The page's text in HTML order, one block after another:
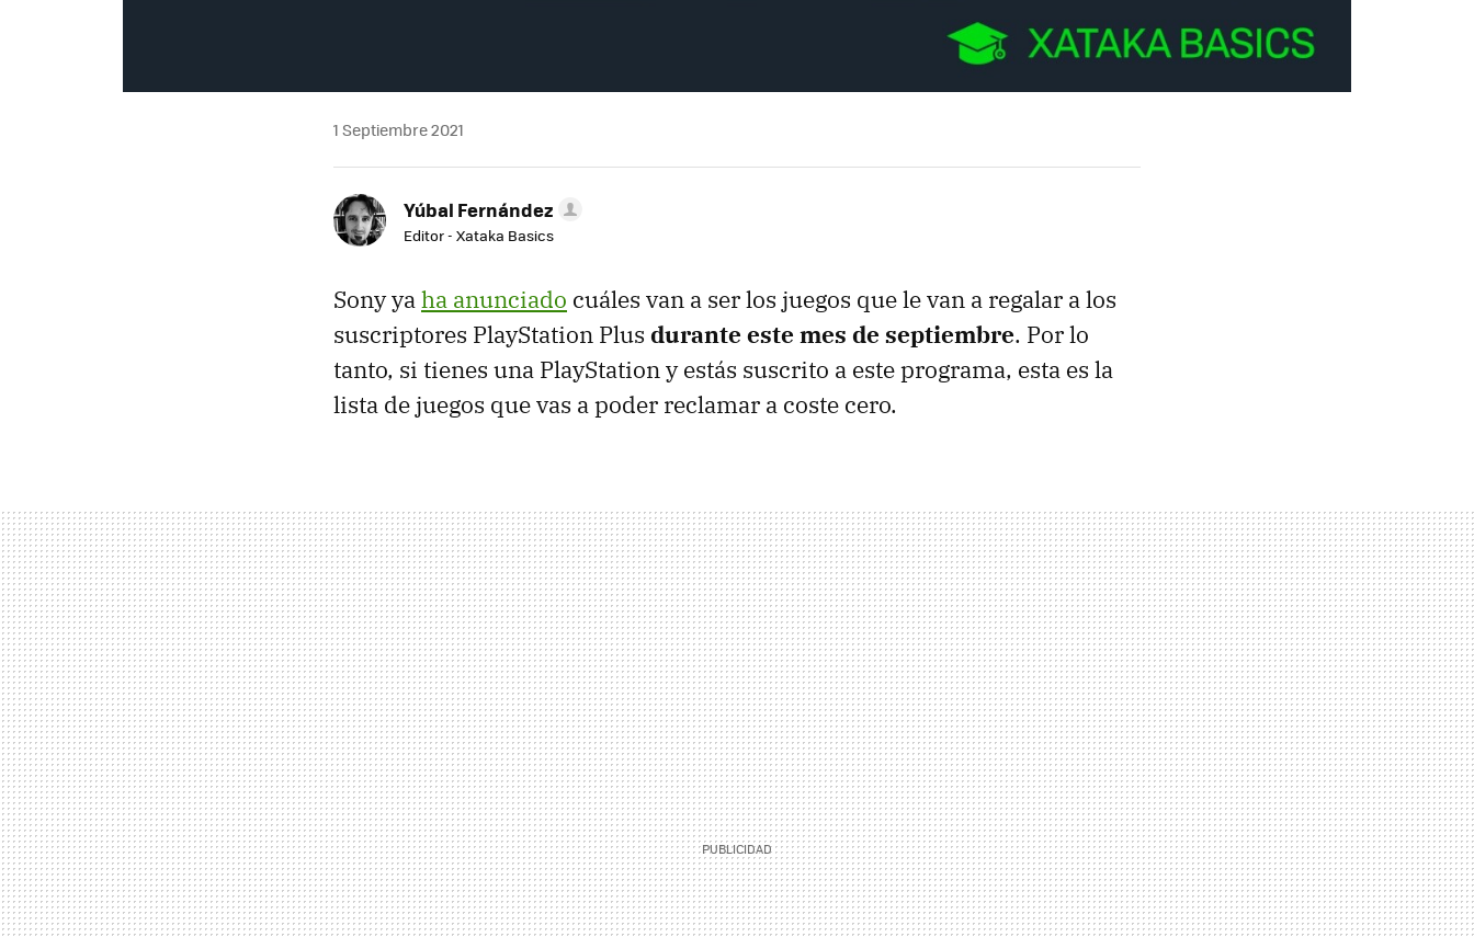
1 Septiembre 2021
Yúbal Fernández
Editor - Xataka Basics
Sony yaha anunciado cuáles van a ser los juegos que le van a regalar a los
suscriptores PlayStation Plus durante este mes de septiembre. Por lo
tanto, si tienes una PlayStation y estás suscrito a este programa, esta es la
lista de juegos que vas a poder reclamar a coste cero.